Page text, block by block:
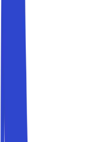
Vous organisez
trouvez des
par heure et 10 €
et profiter de
et Museo della
vite : réservez à
Parking à
Réservez une
rejoignez votre